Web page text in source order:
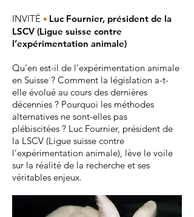
INVITÉ • Luc Fournier, président de la
LSCV (Ligue suisse contre
l’expérimentation animale)
Qu’en est-il de l’expérimentation animale
en Suisse ? Comment la législation a-t-
elle évolué au cours des dernières
décennies ? Pourquoi les méthodes
alternatives ne sont-elles pas
plébiscitées ? Luc Fournier, président de
la LSCV (Ligue suisse contre
l’expérimentation animale), lève le voile
sur la réalité de la recherche et ses
véritables enjeux.